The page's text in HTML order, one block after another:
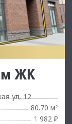
ЖК
ул, 12
80.70 м²
1 982 ₽